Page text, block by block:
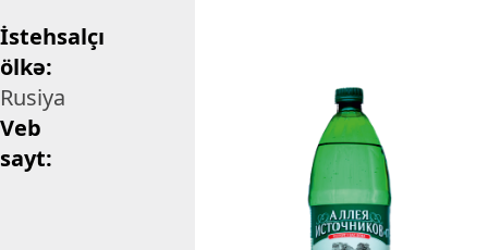
İstehsalçı
ölkə:
Rusiya
Veb
sayt: